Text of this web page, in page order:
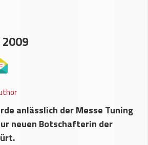
2009
anlässlich der Messe Tuning
neuen Botschafterin der